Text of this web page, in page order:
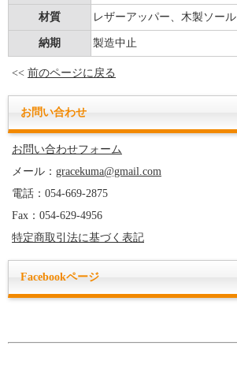
材質 レザーアッパー、木製ソール
納期 製造中止
<< 前のページに戻る
お問い合わせ
お問い合わせフォーム
メール： gracekuma@gmail.com
電話：054-669-2875
Fax：054-629-4956
特定商取引法に基づく表記
Facebookページ